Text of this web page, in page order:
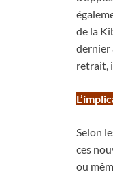
de la
dernier
retrait,
Selon
ces
ou